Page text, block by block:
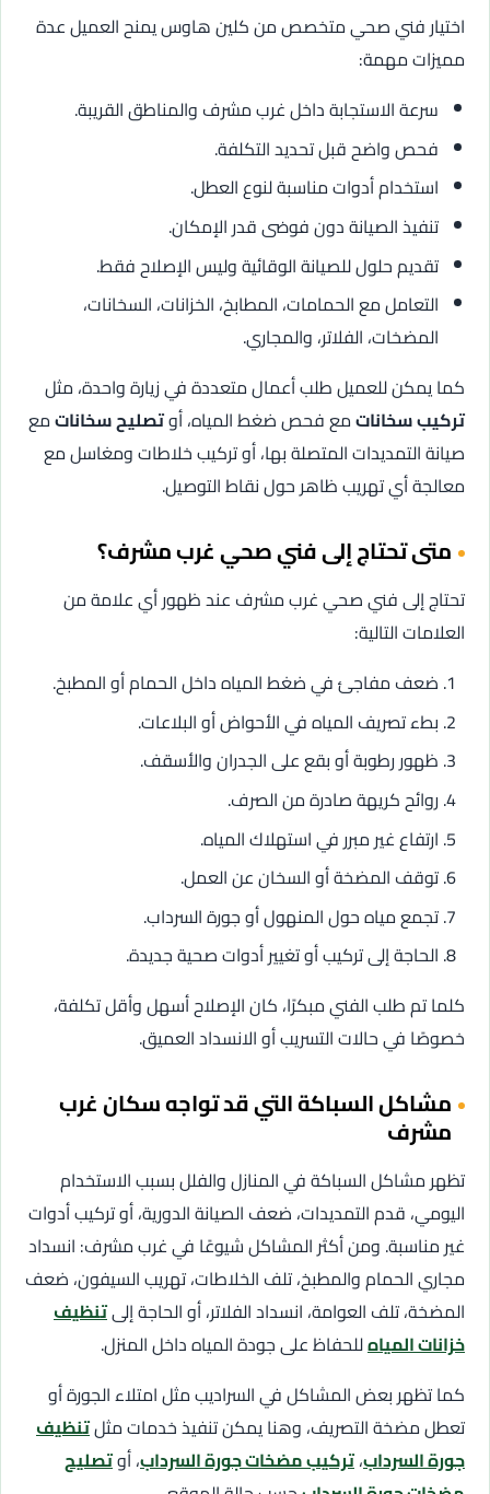
اختيار فني صحي متخصص من كلين هاوس يمنح العميل عدة
مميزات مهمة:
سرعة الاستجابة داخل غرب مشرف والمناطق القريبة.
فحص واضح قبل تحديد التكلفة.
استخدام أدوات مناسبة لنوع العطل.
تنفيذ الصيانة دون فوضى قدر الإمكان.
تقديم حلول للصيانة الوقائية وليس الإصلاح فقط.
التعامل مع الحمامات، المطابخ، الخزانات، السخانات،
المضخات، الفلاتر، والمجاري.
كما يمكن للعميل طلب أعمال متعددة في زيارة واحدة، مثل
تركيب سخاناتمع فحص ضغط المياه، أوتصليح سخاناتمع
صيانة التمديدات المتصلة بها، أو تركيب خلاطات ومغاسل مع
معالجة أي تهريب ظاهر حول نقاط التوصيل.
متى تحتاج إلى فني صحي غرب مشرف؟
تحتاج إلى فني صحي غرب مشرف عند ظهور أي علامة من
العلامات التالية:
ضعف مفاجئ في ضغط المياه داخل الحمام أو المطبخ.
بطء تصريف المياه في الأحواض أو البلاعات.
ظهور رطوبة أو بقع على الجدران والأسقف.
روائح كريهة صادرة من الصرف.
ارتفاع غير مبرر في استهلاك المياه.
توقف المضخة أو السخان عن العمل.
تجمع مياه حول المنهول أو جورة السرداب.
الحاجة إلى تركيب أو تغيير أدوات صحية جديدة.
كلما تم طلب الفني مبكرًا، كان الإصلاح أسهل وأقل تكلفة،
خصوصًا في حالات التسريب أو الانسداد العميق.
مشاكل السباكة التي قد تواجه سكان غرب
مشرف
تظهر مشاكل السباكة في المنازل والفلل بسبب الاستخدام
اليومي، قدم التمديدات، ضعف الصيانة الدورية، أو تركيب أدوات
غير مناسبة. ومن أكثر المشاكل شيوعًا في غرب مشرف: انسداد
مجاري الحمام والمطبخ، تلف الخلاطات، تهريب السيفون، ضعف
المضخة، تلف العوامة، انسداد الفلاتر، أو الحاجة إلىتنظيف
خزانات المياهللحفاظ على جودة المياه داخل المنزل.
كما تظهر بعض المشاكل في السراديب مثل امتلاء الجورة أو
تعطل مضخة التصريف، وهنا يمكن تنفيذ خدمات مثلتنظيف
جورة السرداب،تركيب مضخات جورة السرداب، أوتصليح